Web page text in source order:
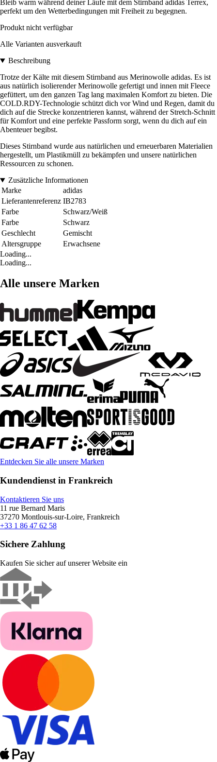
Bleib warm während deiner Läufe mit dem Stirnband adidas Terrex,
perfekt um den Wetterbedingungen mit Freiheit zu begegnen.
Produkt nicht verfügbar
Alle Varianten ausverkauft
Beschreibung
Trotze der Kälte mit diesem Stirnband aus Merinowolle adidas. Es ist
aus natürlich isolierender Merinowolle gefertigt und innen mit Fleece
gefüttert, um den ganzen Tag lang maximalen Komfort zu bieten. Die
COLD.RDY-Technologie schützt dich vor Wind und Regen, damit du
dich auf die Strecke konzentrieren kannst, während der Stretch-Schnitt
für Komfort und eine perfekte Passform sorgt, wenn du dich auf ein
Abenteuer begibst.
Dieses Stirnband wurde aus natürlichen und erneuerbaren Materialien
hergestellt, um Plastikmüll zu bekämpfen und unsere natürlichen
Ressourcen zu schonen.
Zusätzliche Informationen
Marke
adidas
Lieferantenreferenz IB2783
Farbe
Schwarz/Weiß
Farbe
Schwarz
Geschlecht
Gemischt
Altersgruppe
Erwachsene
Loading...
Loading...
Alle unsere Marken
Entdecken Sie alle unsere Marken
Kundendienst in Frankreich
Kontaktieren Sie uns
11 rue Bernard Maris
37270 Montlouis-sur-Loire, Frankreich
+33 1 86 47 62 58
Sichere Zahlung
Kaufen Sie sicher auf unserer Website ein